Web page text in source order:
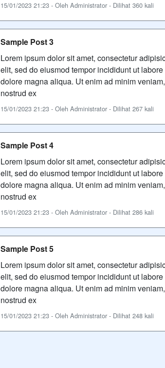
15/01/2023 21:23 - Oleh Administrator - Dilihat 360 kali
Sample Post 3
Lorem ipsum dolor sit amet, consectetur
elit, sed do eiusmod tempor incididunt ut labore
dolore magna aliqua. Ut enim ad minim
nostrud ex
15/01/2023 21:23 - Oleh Administrator - Dilihat 267 kali
Sample Post 4
Lorem ipsum dolor sit amet, consectetur
elit, sed do eiusmod tempor incididunt ut labore
dolore magna aliqua. Ut enim ad minim
nostrud ex
15/01/2023 21:23 - Oleh Administrator - Dilihat 286 kali
Sample Post 5
Lorem ipsum dolor sit amet, consectetur
elit, sed do eiusmod tempor incididunt ut labore
dolore magna aliqua. Ut enim ad minim
nostrud ex
15/01/2023 21:23 - Oleh Administrator - Dilihat 248 kali